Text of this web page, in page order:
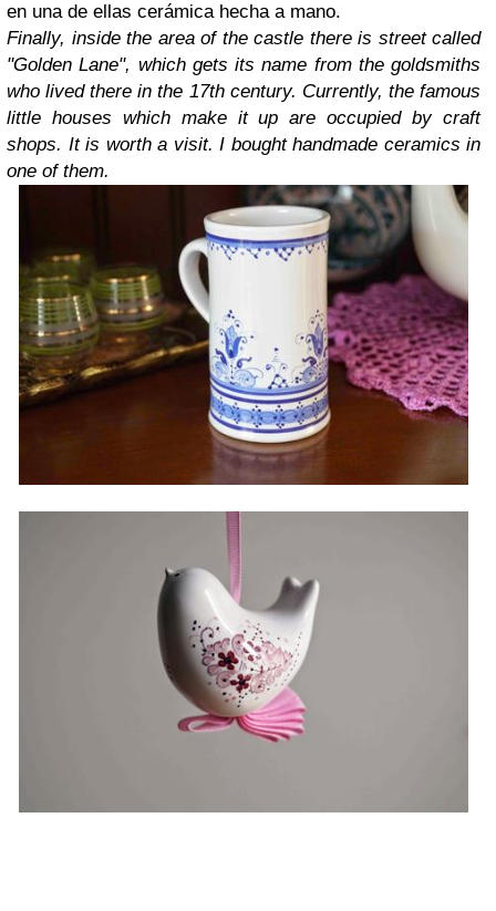
en una de ellas cerámica hecha a mano.
Finally, inside the area of the castle there is street called
"Golden Lane", which gets its name from the goldsmiths
who lived there in the 17th century. Currently, the famous
little houses which make it up are occupied by craft
shops. It is worth a visit. I bought handmade ceramics in
one of them.